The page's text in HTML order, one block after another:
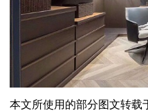
本文所使用的部分图文转载